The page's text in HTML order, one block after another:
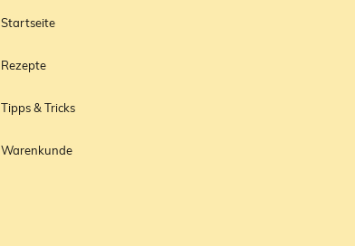
Startseite
Rezepte
Tipps & Tricks
Warenkunde